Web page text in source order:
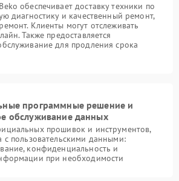
обеспечивает доставку техники по
диагностику и качественный ремонт,
Клиенты могут отслеживать
Также предоставляется
для продления срока
программные решение и
обслуживание данных
прошивок и инструментов,
с пользовательскими данными:
конфиденциальность и
при необходимости